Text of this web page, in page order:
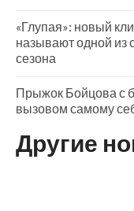
«Глупая»: новый
называют одной
сезона
Прыжок Бойцова с
вызовом самому
Другие